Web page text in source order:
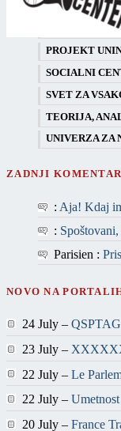
PROJEKT
SOCIALNI
SVET ZA
TEORIJA,
UNIVERZA ZA
ZADNJI
: Aja! Kdaj
:
Parisien :
NOVO NA
24 July –
23 July –
22 July – Le
22 July –
20 July – France